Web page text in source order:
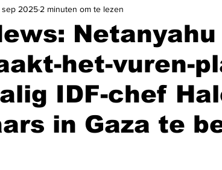
Podcast
het-vuren-
IDF-chef
in Gaza te
sep 2025 2 minuten om te lezen